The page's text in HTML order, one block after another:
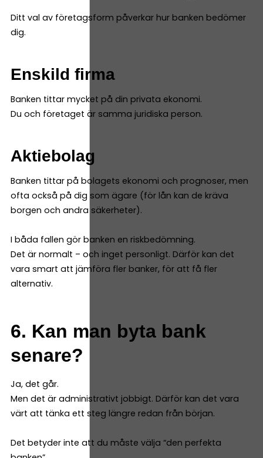
Ditt val av företagsform påverkar hur banken bedömer
dig.
Enskild firma
Banken tittar mycket på din privata ekonomi.
Du och företaget är samma juridiska person.
Aktiebolag
Banken tittar på bolagets ekonomi och prognoser, men
ofta också på dig som ägare (för lån kan de kräva
borgen och andra säkerheter).
I båda fallen gör banken en riskbedömning.
Det är normalt – och inget personligt. Därför kan det
vara smart att jämföra fler banker, för att få fler
alternativ.
6. Kan man byta bank
senare?
Ja, det går.
Men det är administrativt jobbigt. Därför kan det vara
värt att tänka ett steg längre redan från början.
Det betyder inte att du måste välja “den perfekta